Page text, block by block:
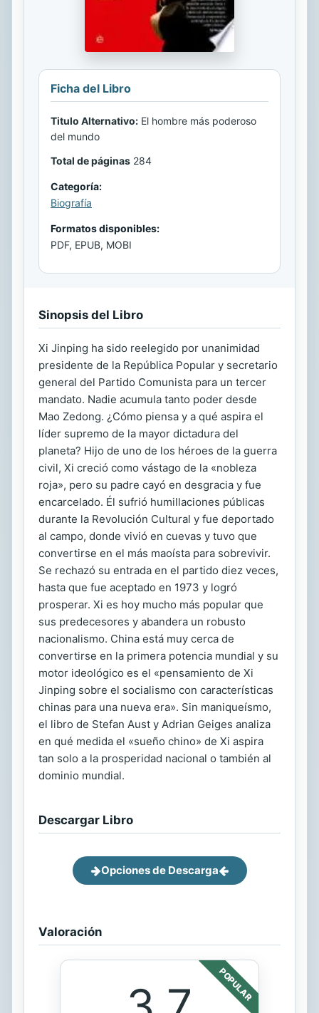
Ficha del Libro
Titulo Alternativo: El hombre más poderoso
del mundo
Total de páginas 284
Categoría:
Biografía
Formatos disponibles:
PDF, EPUB, MOBI
Sinopsis del Libro
Xi Jinping ha sido reelegido por unanimidad
presidente de la República Popular y secretario
general del Partido Comunista para un tercer
mandato. Nadie acumula tanto poder desde
Mao Zedong. ¿Cómo piensa y a qué aspira el
líder supremo de la mayor dictadura del
planeta? Hijo de uno de los héroes de la guerra
civil, Xi creció como vástago de la «nobleza
roja», pero su padre cayó en desgracia y fue
encarcelado. Él sufrió humillaciones públicas
durante la Revolución Cultural y fue deportado
al campo, donde vivió en cuevas y tuvo que
convertirse en el más maoísta para sobrevivir.
Se rechazó su entrada en el partido diez veces,
hasta que fue aceptado en 1973 y logró
prosperar. Xi es hoy mucho más popular que
sus predecesores y abandera un robusto
nacionalismo. China está muy cerca de
convertirse en la primera potencia mundial y su
motor ideológico es el «pensamiento de Xi
Jinping sobre el socialismo con características
chinas para una nueva era». Sin maniqueísmo,
el libro de Stefan Aust y Adrian Geiges analiza
en qué medida el «sueño chino» de Xi aspira
tan solo a la prosperidad nacional o también al
dominio mundial.
Descargar Libro
Opciones de Descarga
Valoración
POPULAR